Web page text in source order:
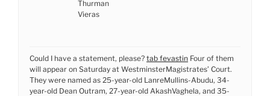
Thurman
Vieras
Could I have a statement, please? tab fevastin Four of them
will appear on Saturday at WestminsterMagistrates’ Court.
They were named as 25-year-old LanreMullins-Abudu, 34-
year-old Dean Outram, 27-year-old AkashVaghela, and 35-